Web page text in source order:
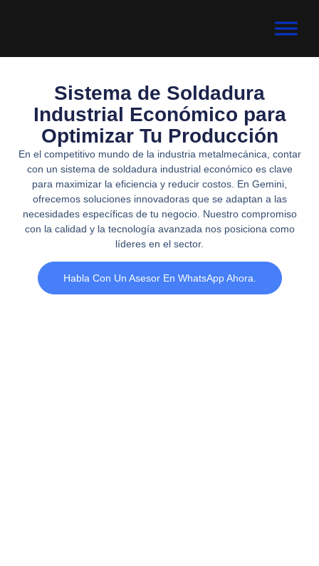
Sistema de Soldadura
Industrial Económico para
Optimizar Tu Producción
En el competitivo mundo de la industria metalmecánica, contar
con un sistema de soldadura industrial económico es clave
para maximizar la eficiencia y reducir costos. En Gemini,
ofrecemos soluciones innovadoras que se adaptan a las
necesidades específicas de tu negocio. Nuestro compromiso
con la calidad y la tecnología avanzada nos posiciona como
líderes en el sector.
Habla Con Un Asesor En WhatsApp Ahora.